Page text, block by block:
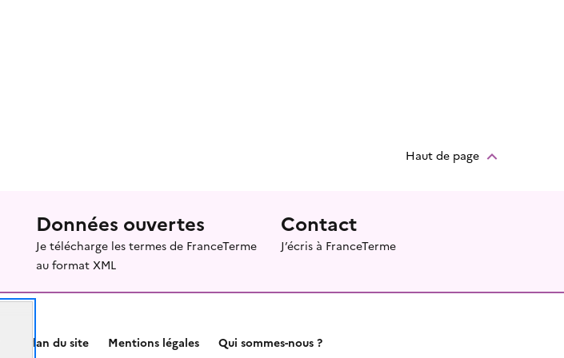
Haut de page
Données ouvertes
Je télécharge les termes de FranceTerme
au format XML
Contact
J’écris à FranceTerme
Plan du site Mentions légales Qui sommes-nous ?